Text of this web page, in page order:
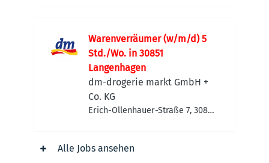
Warenverräumer (w/m/d) 5
Std./Wo. in 30851
Langenhagen
dm-drogerie markt GmbH +
Co. KG
Erich-Ollenhauer-Straße 7, 30851
Alle Jobs ansehen